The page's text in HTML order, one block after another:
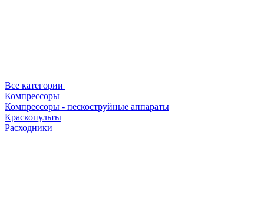
Все категории
Компрессоры
Компрессоры - пескоструйные аппараты
Краскопульты
Расходники